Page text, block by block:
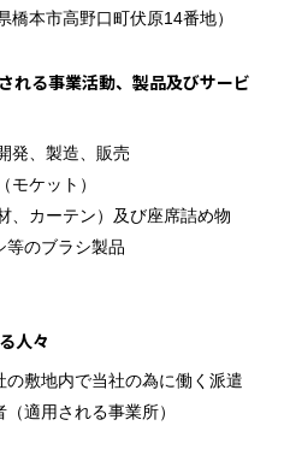
本市高野口町伏原14番地）
れる事業活動、製品及びサービ
発、製造、販売
ケット）
、カーテン）及び座席詰め物
のブラシ製品
人々
敷地内で当社の為に働く派遣
適用される事業所）